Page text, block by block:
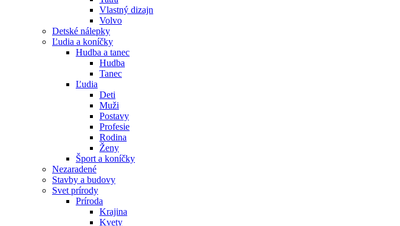
Vlastný dizajn
Volvo
Detské nálepky
Ľudia a koníčky
Hudba a tanec
Hudba
Tanec
Ľudia
Deti
Muži
Postavy
Profesie
Rodina
Ženy
Šport a koníčky
Nezaradené
Stavby a budovy
Svet prírody
Príroda
Krajina
Kvety